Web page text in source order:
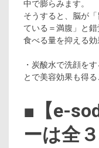
中で膨らみます。
そうすると、脳が
ている＝満腹」と錯
食べる量を抑える効
・炭酸水で洗顔を
とで美容効果も得る
■【e-
ーは全